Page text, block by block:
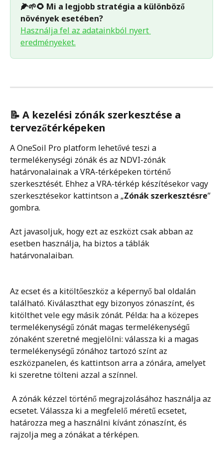
🌽🌱🌻 Mi a legjobb stratégia a különböző
növények esetében?
Használja fel az adatainkból nyert
eredményeket.
📝 A kezelési zónák szerkesztése a
tervezőtérképeken
A OneSoil Pro platform lehetővé teszi a
termelékenységi zónák és az NDVI-zónák
határvonalainak a VRA-térképeken történő
szerkesztését. Ehhez a VRA-térkép készítésekor vagy
szerkesztésekor kattintson a „Zónák szerkesztésre”
gombra.
Azt javasoljuk, hogy ezt az eszközt csak abban az
esetben használja, ha biztos a táblák
határvonalaiban.
Az ecset és a kitöltőeszköz a képernyő bal oldalán
található. Kiválaszthat egy bizonyos zónaszínt, és
kitölthet vele egy másik zónát. Példa: ha a közepes
termelékenységű zónát magas termelékenységű
zónaként szeretné megjelölni: válassza ki a magas
termelékenységű zónához tartozó színt az
eszközpanelen, és kattintson arra a zónára, amelyet
ki szeretne tölteni azzal a színnel.
ecsetet. Válassza ki a megfelelő méretű ecsetet,
határozza meg a használni kívánt zónaszínt, és
rajzolja meg a zónákat a térképen.